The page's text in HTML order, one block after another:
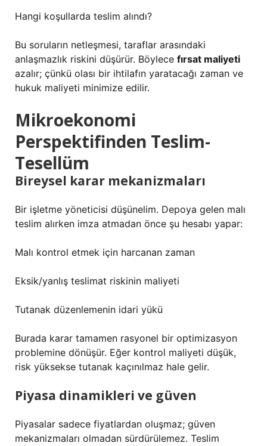
Hangi koşullarda teslim alındı?
Bu soruların netleşmesi, taraflar arasındaki
anlaşmazlık riskini düşürür. Böylece fırsat maliyeti
azalır; çünkü olası bir ihtilafın yaratacağı zaman ve
hukuk maliyeti minimize edilir.
Mikroekonomi
Perspektifinden Teslim-
Tesellüm
Bireysel karar mekanizmaları
Bir işletme yöneticisi düşünelim. Depoya gelen malı
teslim alırken imza atmadan önce şu hesabı yapar:
Malı kontrol etmek için harcanan zaman
Eksik/yanlış teslimat riskinin maliyeti
Tutanak düzenlemenin idari yükü
Burada karar tamamen rasyonel bir optimizasyon
problemine dönüşür. Eğer kontrol maliyeti düşük,
risk yüksekse tutanak kaçınılmaz hale gelir.
Piyasa dinamikleri ve güven
Piyasalar sadece fiyatlardan oluşmaz; güven
mekanizmaları olmadan sürdürülemez. Teslim